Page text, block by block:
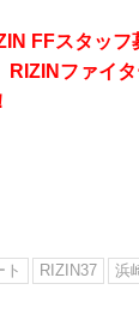
FFスタッフ
ファイ
ト RIZIN37
浜